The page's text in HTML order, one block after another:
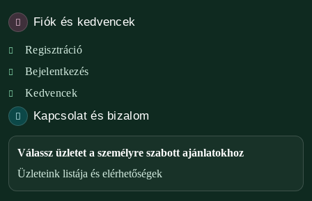
Fiók és kedvencek
Regisztráció
Bejelentkezés
Kedvencek
Kapcsolat és bizalom
Válassz üzletet a személyre szabott ajánlatokhoz
Üzleteink listája és elérhetőségek